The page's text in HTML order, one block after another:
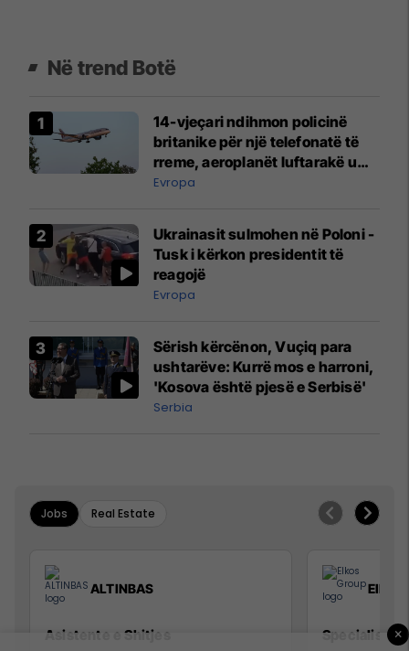
Në trend Botë
14-vjeçari ndihmon policinë
britanike për një telefonatë të
rreme, aeroplanët luftarakë u
ngritën në ajër për të
Mançesterit
Evropa
Ukrainasit sulmohen në Poloni -
Tusk i kërkon presidentit të
reagojë
Evropa
Sërish kërcënon, Vuçiq para
ushtarëve: Kurrë mos e harroni,
'Kosova është pjesë e Serbisë'
Serbia
Jobs Real Estate
ALTINBAS
Asistente e Shitjes
Elkos
Specialist ×